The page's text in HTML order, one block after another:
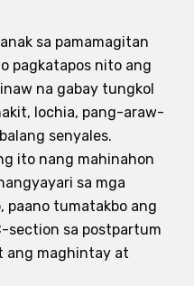
sa pamamagitan
pagkatapos nito ang
na gabay tungkol
lochia, pang-araw-
senyales.
ito nang mahinahon
sa mga
paano tumatakbo ang
section sa postpartum
ang maghintay at